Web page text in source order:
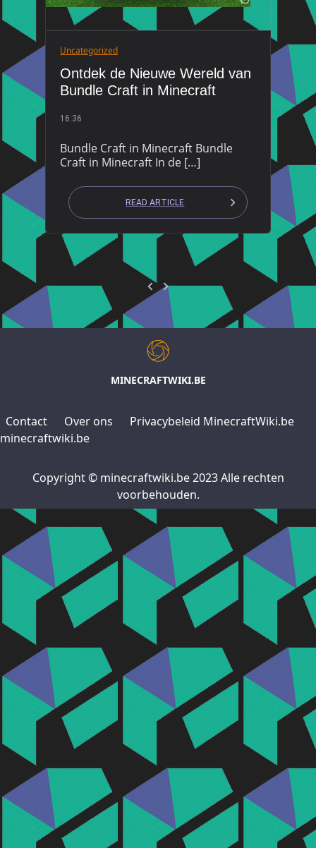
Uncategorized
Ontdek de Nieuwe Wereld van
Bundle Craft in Minecraft
16:36
Bundle Craft in Minecraft Bundle
Craft in Minecraft In de […]
READ ARTICLE
MINECRAFTWIKI.BE
Contact Over ons
Privacybeleid MinecraftWiki.be
minecraftwiki.be
Copyright © minecraftwiki.be 2023 Alle rechten
voorbehouden.